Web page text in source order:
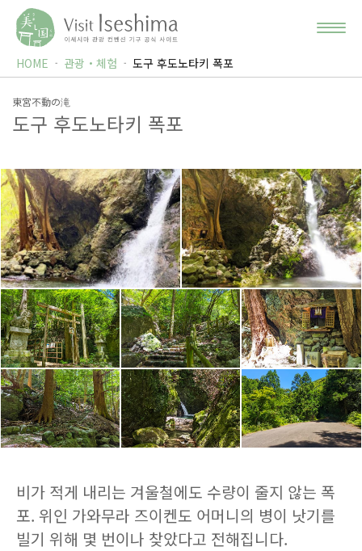
HOME 관광・체험 도구 후도노타키 폭포
東宮不動の滝
도구 후도노타키 폭포
비가 적게 내리는 겨울철에도 수량이 줄지 않는 폭
포. 위인 가와무라 즈이켄도 어머니의 병이 낫기를
빌기 위해 몇 번이나 찾았다고 전해집니다.